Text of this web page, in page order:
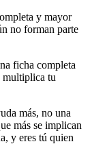
y mayor
no forman parte
ficha completa
multiplica tu
más, no una
más se implican
y eres tú quien